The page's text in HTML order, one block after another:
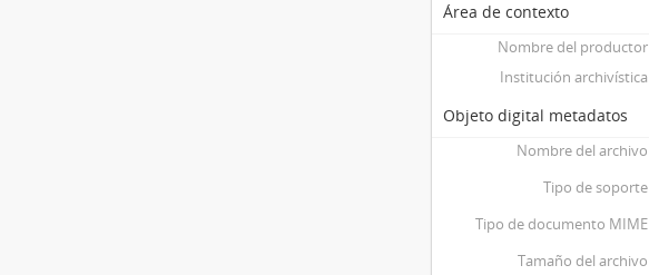
Área de contexto
Nombre del productor
Institución archivística
Objeto digital metadatos
Nombre del archivo
Tipo de soporte
Tipo de documento MIME
Tamaño del archivo